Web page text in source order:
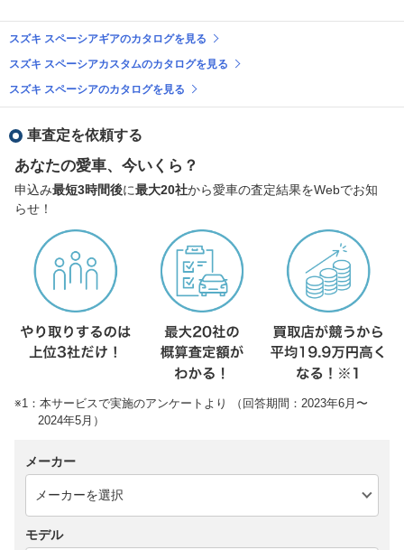
スズキ スペーシアギアのカタログを見る
スズキ スペーシアカスタムのカタログを見る
スズキ スペーシアのカタログを見る
車査定を依頼する
あなたの愛車、今いくら？
申込み最短3時間後に最大20社から愛車の査定結果をWebでお知
らせ！
※1：本サービスで実施のアンケートより （回答期間：2023年6月〜
2024年5月）
メーカー
モデル